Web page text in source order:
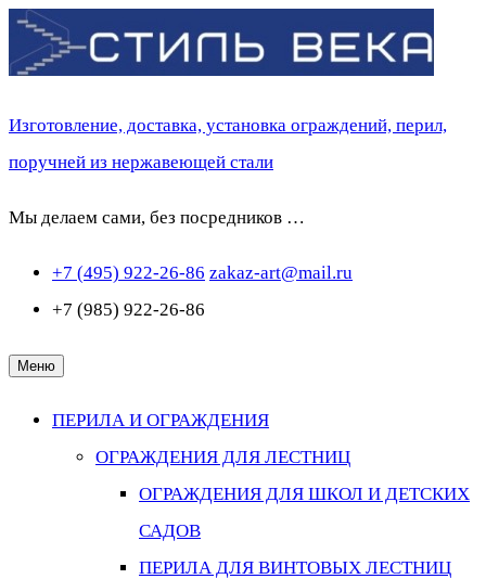
Перейти
к
Изготовление, доставка, установка ограждений, перил,
поручней из нержавеющей стали
Мы делаем сами, без посредников …
+7 (495) 922-26-86 zakaz-art@mail.ru
+7 (985) 922-26-86
Меню
ПЕРИЛА И ОГРАЖДЕНИЯ
ОГРАЖДЕНИЯ ДЛЯ ЛЕСТНИЦ
ОГРАЖДЕНИЯ ДЛЯ ШКОЛ И ДЕТСКИХ
САДОВ
ПЕРИЛА ДЛЯ ВИНТОВЫХ ЛЕСТНИЦ